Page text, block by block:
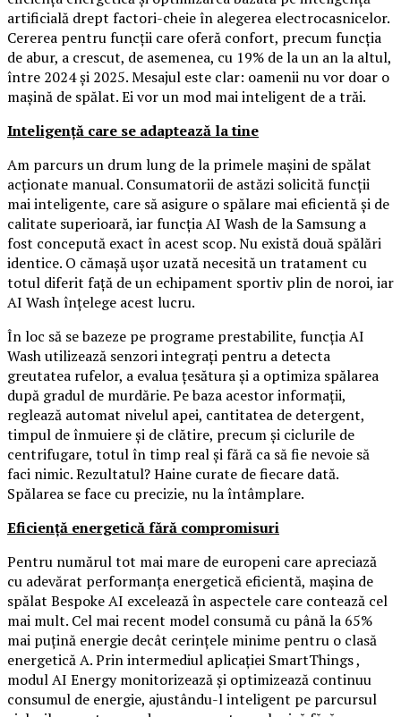
artificială drept factori-cheie în alegerea electrocasnicelor.
Cererea pentru funcții care oferă confort, precum funcția
de abur, a crescut, de asemenea, cu 19% de la un an la altul,
între 2024 și 2025. Mesajul este clar: oamenii nu vor doar o
mașină de spălat. Ei vor un mod mai inteligent de a trăi.
Inteligență care se adaptează la tine
Am parcurs un drum lung de la primele mașini de spălat
acționate manual. Consumatorii de astăzi solicită funcții
mai inteligente, care să asigure o spălare mai eficientă și de
calitate superioară, iar funcția AI Wash de la Samsung a
fost concepută exact în acest scop. Nu există două spălări
identice. O cămașă ușor uzată necesită un tratament cu
totul diferit față de un echipament sportiv plin de noroi, iar
AI Wash înțelege acest lucru.
În loc să se bazeze pe programe prestabilite, funcția AI
Wash utilizează senzori integrați pentru a detecta
greutatea rufelor, a evalua țesătura și a optimiza spălarea
după gradul de murdărie. Pe baza acestor informații,
reglează automat nivelul apei, cantitatea de detergent,
timpul de înmuiere și de clătire, precum și ciclurile de
centrifugare, totul în timp real și fără ca să fie nevoie să
faci nimic. Rezultatul? Haine curate de fiecare dată.
Spălarea se face cu precizie, nu la întâmplare.
Eficiență energetică fără compromisuri
Pentru numărul tot mai mare de europeni care apreciază
cu adevărat performanța energetică eficientă, mașina de
spălat Bespoke AI excelează în aspectele care contează cel
mai mult. Cel mai recent model consumă cu până la 65%
mai puțină energie decât cerințele minime pentru o clasă
energetică A. Prin intermediul aplicației SmartThings ,
modul AI Energy monitorizează și optimizează continuu
consumul de energie, ajustându-l inteligent pe parcursul